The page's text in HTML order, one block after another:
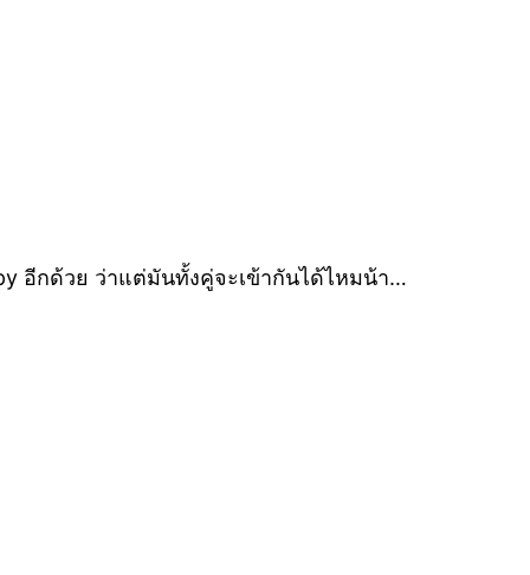
อีกด้วย ว่าแต่มันทั้งคู่จะเข้ากันได้ไหมน้า…